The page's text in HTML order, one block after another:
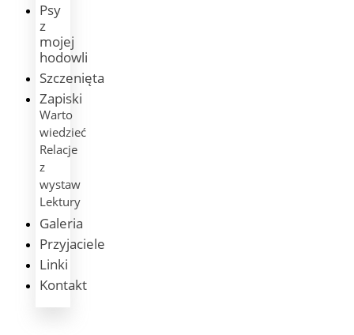
Psy
z
mojej
hodowli
Szczenięta
Zapiski
Warto
wiedzieć
Relacje
z
wystaw
Lektury
Galeria
Przyjaciele
Linki
Kontakt